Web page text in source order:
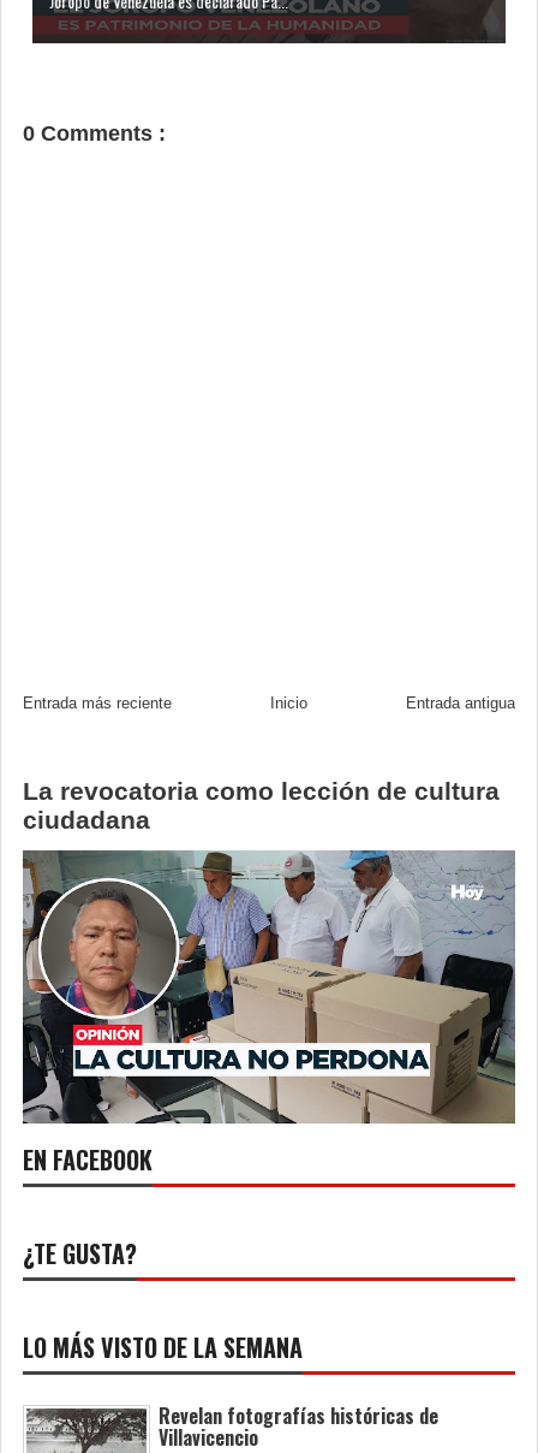
0 Comments :
Entrada más reciente Entrada antigua
Inicio
La revocatoria como lección de cultura
ciudadana
EN FACEBOOK
¿TE GUSTA?
LO MÁS VISTO DE LA SEMANA
Revelan fotografías históricas de
Villavicencio